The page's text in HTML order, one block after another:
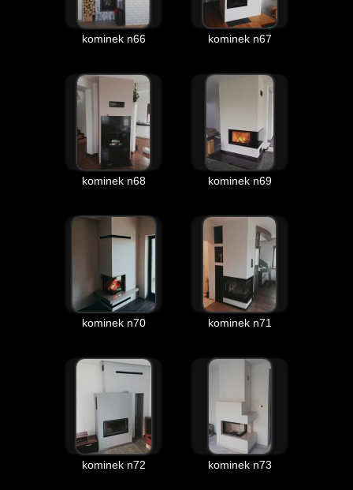
kominek n66 kominek n67
kominek n68 kominek n69
kominek n70 kominek n71
kominek n72 kominek n73